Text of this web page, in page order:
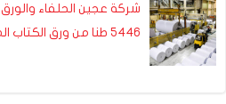
شركة عجين الحلفاء
5446 طنا من ورق الكتاب المدرسي وتؤمّن كامل…